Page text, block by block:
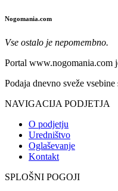
Nogomania.com
Vse ostalo je nepomembno.
Portal www.nogomania.com
Podaja dnevno sveže
NAVIGACIJA PODJETJA
O podjetju
Uredništvo
Oglaševanje
Kontakt
SPLOŠNI POGOJI